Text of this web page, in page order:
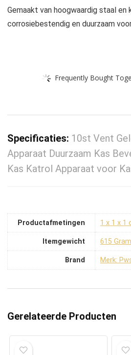
Gemaakt van hoogwaardig staal
corrosiebestendig en duurzaam
Frequently Bought
Specificaties: 10st Vent
Apparaat Duurzaam Kas
Kas Katrol Apparaat voor
Productafmetingen ‎1 x 1 x 1
Itemgewicht ‎615 Gram
Brand Merk:
Gerelateerde Producten